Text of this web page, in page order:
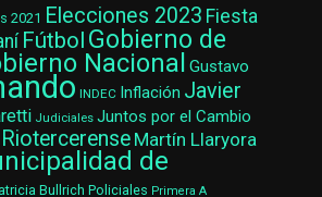
2021 Elecciones 2023 Fiesta
Fútbol Gobierno de
Nacional Gustavo
INDEC Inflación Javier
Judiciales Juntos por el Cambio
Martín Llaryora
de
Bullrich Policiales Primera A